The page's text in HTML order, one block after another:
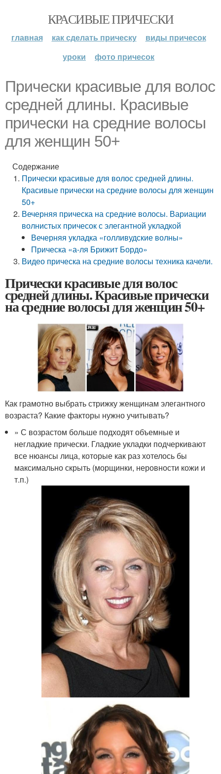
КРАСИВЫЕ ПРИЧЕСКИ
главная как сделать прическу
виды причесок
уроки
фото причесок
Прически красивые для волос
средней длины. Красивые
прически на средние волосы
для женщин 50+
Содержание
Прически красивые для волос средней длины.
Красивые прически на средние волосы для женщин
50+
Вечерняя прическа на средние волосы. Вариации
волнистых причесок с элегантной укладкой
Вечерняя укладка «голливудские волны»
Прическа «а-ля Брижит Бордо»
Видео прическа на средние волосы техника качели.
Прически красивые для волос
средней длины. Красивые прически
на средние волосы для женщин 50+
Как грамотно выбрать стрижку женщинам элегантного
возраста? Какие факторы нужно учитывать?
» С возрастом больше подходят объемные и
негладкие прически. Гладкие укладки подчеркивают
все нюансы лица, которые как раз хотелось бы
максимально скрыть (морщинки, неровности кожи и
т.п.)